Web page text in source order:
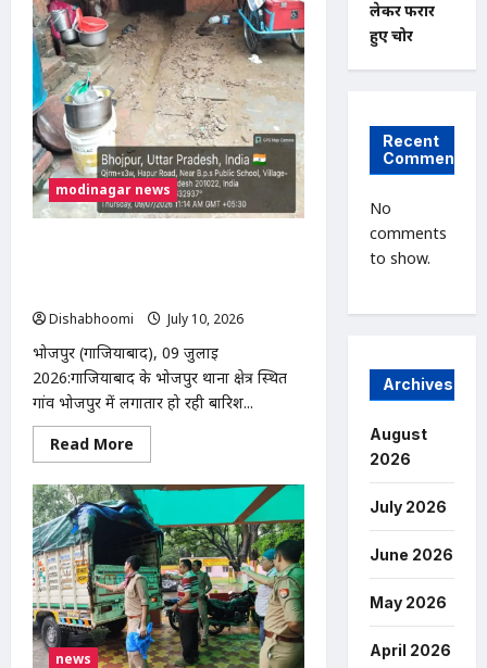
हत्या,
लव
मैरिज
के
बाद
पारिवारिक
विवाद
बना
खूनी
modinagar news
Dishabhoomi
July 10, 2026
भोजपुर (गाजियाबाद), 09 जुलाई
2026:गाजियाबाद के भोजपुर थाना क्षेत्र स्थित
गांव भोजपुर में लगातार हो रही बारिश...
Read More
more
भोजपुर
में
बारिश
से
गरीब
दिव्यांग
दंपति
का
मकान
ढहा,
प्रशासन
से
news
लेकर फरार
हुए चोर
Recent
Comments
No
comments
to show.
Archives
August
2026
July 2026
June 2026
May 2026
April 2026